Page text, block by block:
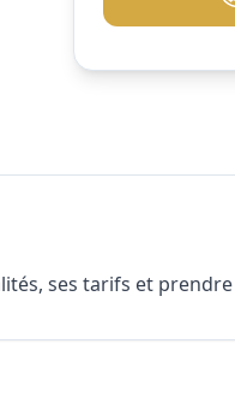
ses tarifs et